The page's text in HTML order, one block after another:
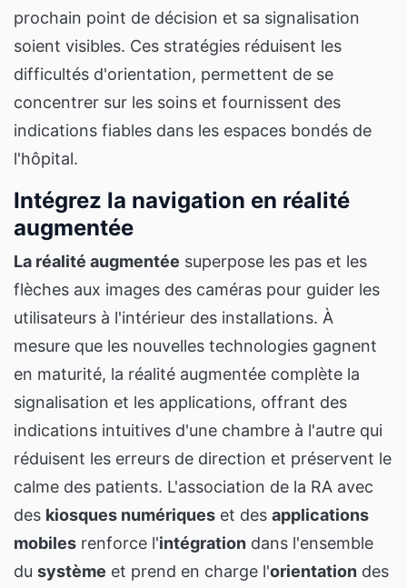
prochain point de décision et sa signalisation
soient visibles. Ces stratégies réduisent les
difficultés d'orientation, permettent de se
concentrer sur les soins et fournissent des
indications fiables dans les espaces bondés de
l'hôpital.
Intégrez la navigation en réalité
augmentée
La réalité augmentée superpose les pas et les
flèches aux images des caméras pour guider les
utilisateurs à l'intérieur des installations. À
mesure que les nouvelles technologies gagnent
en maturité, la réalité augmentée complète la
signalisation et les applications, offrant des
indications intuitives d'une chambre à l'autre qui
réduisent les erreurs de direction et préservent le
calme des patients. L'association de la RA avec
des kiosques numériques et des applications
mobiles renforce l'intégration dans l'ensemble
du système et prend en charge l'orientation des